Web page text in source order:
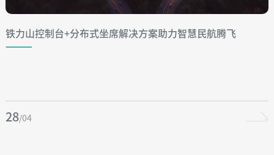
铁力山控制台+分布式坐席解决方案助力智慧民航腾飞
28/04